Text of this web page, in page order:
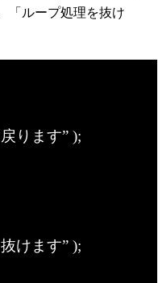
「ループ処理を抜け
ります” );
けます” );